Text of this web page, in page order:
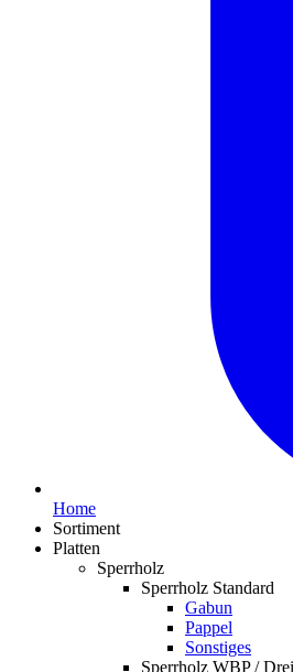
Home
Sortiment
Platten
Sperrholz
Sperrholz Standard
Gabun
Pappel
Sonstiges
Sperrholz WBP /